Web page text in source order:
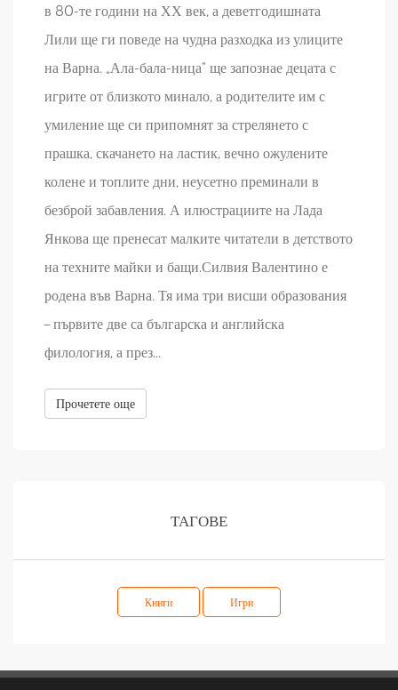
в 80-те години на ХХ век, а деветгодишната
Лили ще ги поведе на чудна разходка из улиците
на Варна. „Ала-бала-ница“ ще запознае децата с
игрите от близкото минало, а родителите им с
умиление ще си припомнят за стрелянето с
прашка, скачането на ластик, вечно ожулените
колене и топлите дни, неусетно преминали в
безброй забавления. А илюстрациите на Лада
Янкова ще пренесат малките читатели в детството
на техните майки и бащи.Силвия Валентино е
родена във Варна. Тя има три висши образования
– първите две са българска и английска
филология, а през...
Прочетете още
ТАГОВЕ
Книги Игри